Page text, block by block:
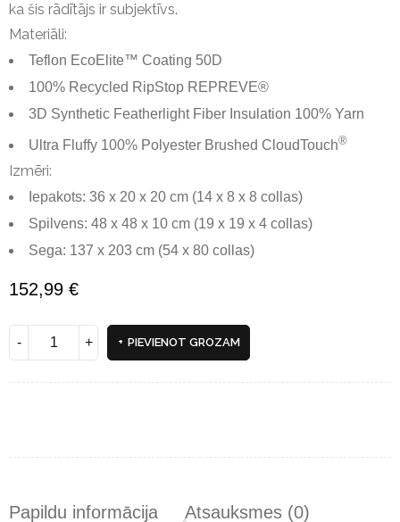
ka šis rādītājs ir subjektīvs.
Materiāli:
Teflon EcoElite™ Coating 50D
100% Recycled RipStop REPREVE®
3D Synthetic Featherlight Fiber Insulation 100% Yarn
Ultra Fluffy 100% Polyester Brushed CloudTouch®
Izmēri:
Iepakots: 36 x 20 x 20 cm (14 x 8 x 8 collas)
Spilvens: 48 x 48 x 10 cm (19 x 19 x 4 collas)
Sega: 137 x 203 cm (54 x 80 collas)
152,99 €
PIEVIENOT GROZAM
Papildu informācija Atsauksmes (0)